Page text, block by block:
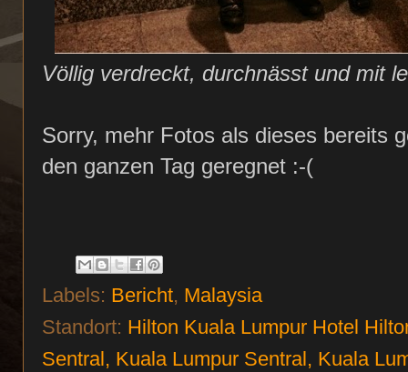
Völlig verdreckt, durchnässt und mit
Sorry, mehr Fotos als dieses bereits
den ganzen Tag geregnet :-(
Labels: Bericht, Malaysia
Standort: Hilton Kuala Lumpur Hotel
Sentral, Kuala Lumpur Sentral, Kuala